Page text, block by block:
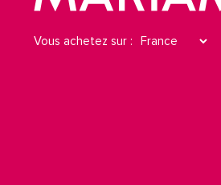
Vous achetez sur :